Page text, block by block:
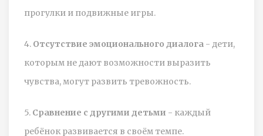
прогулки и подвижные игры.
4. Отсутствие эмоционального диалога - дети,
которым не дают возможности выразить
чувства, могут развить тревожность.
5. Сравнение с другими детьми - каждый
ребёнок развивается в своём темпе.